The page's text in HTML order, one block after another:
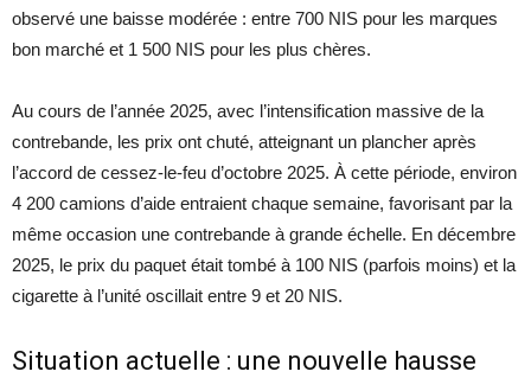
observé une baisse modérée : entre 700 NIS pour les marques
bon marché et 1 500 NIS pour les plus chères.
Au cours de l’année 2025, avec l’intensification massive de la
contrebande, les prix ont chuté, atteignant un plancher après
l’accord de cessez-le-feu d’octobre 2025. À cette période, environ
4 200 camions d’aide entraient chaque semaine, favorisant par la
même occasion une contrebande à grande échelle. En décembre
2025, le prix du paquet était tombé à 100 NIS (parfois moins) et la
cigarette à l’unité oscillait entre 9 et 20 NIS.
Situation actuelle : une nouvelle hausse